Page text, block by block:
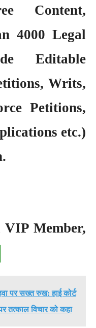
Content,
4000 Legal
Editable
Writs,
Petitions,
etc.)
Member,
पर सख्त रुख: हाई कोर्ट
तत्काल विचार को कहा